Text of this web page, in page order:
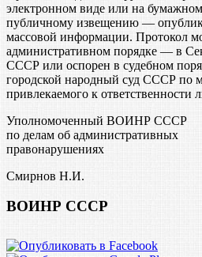
электронном виде или на
публичному извещению —
массовой информации. Протокол
административном порядке — в
СССР или оспорен в судебном
городской народный суд СССР по
привлекаемого к ответственности
Уполномоченный ВОИНР СССР
по делам об административных
правонарушениях
Смирнов Н.И.
ВОИНР СССР